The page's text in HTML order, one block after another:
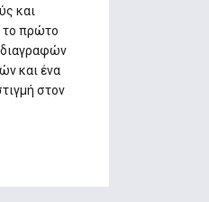
και
το πρώτο
και ένα
στον